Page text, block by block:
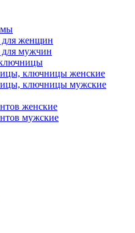
для женщин
мужчин
ключницы женские
ключницы мужские
женские
мужские